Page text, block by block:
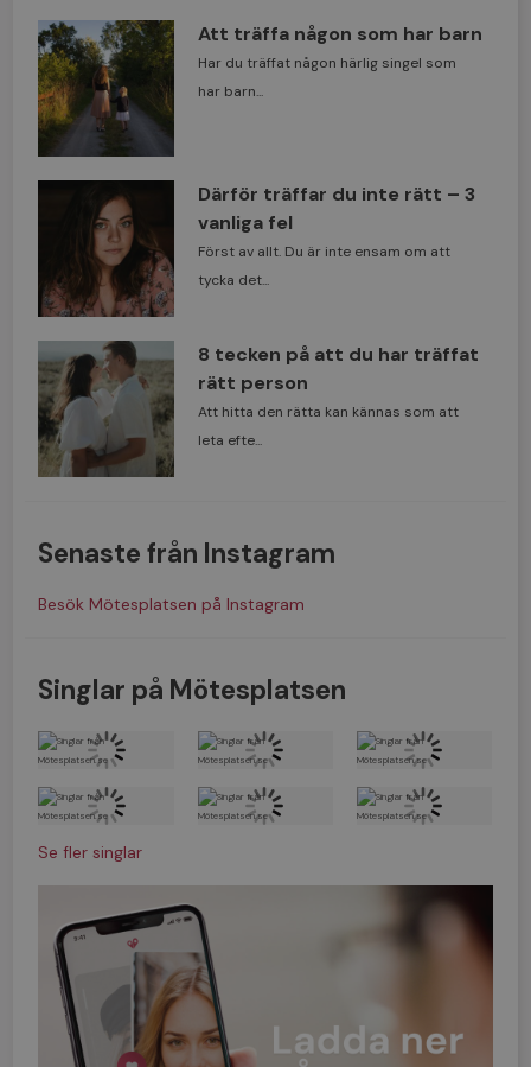
Att träffa någon som har barn
Har du träffat någon härlig singel som
har barn...
Därför träffar du inte rätt – 3
vanliga fel
Först av allt. Du är inte ensam om att
tycka det...
8 tecken på att du har träffat
rätt person
Att hitta den rätta kan kännas som att
leta efte...
Senaste från Instagram
Besök Mötesplatsen på Instagram
Singlar på Mötesplatsen
Se fler singlar